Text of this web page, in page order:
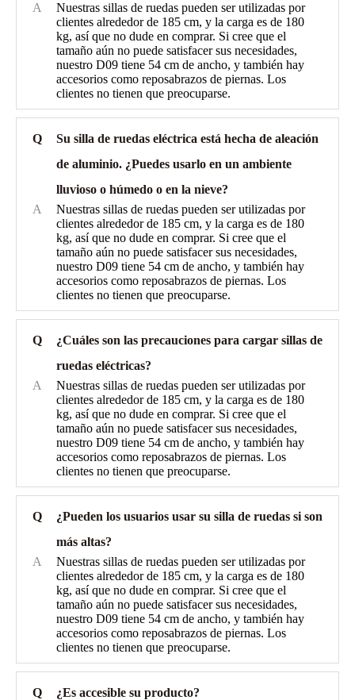
A
Nuestras sillas de ruedas pueden ser utilizadas por
clientes alrededor de 185 cm, y la carga es de 180
kg, así que no dude en comprar. Si cree que el
tamaño aún no puede satisfacer sus necesidades,
nuestro D09 tiene 54 cm de ancho, y también hay
accesorios como reposabrazos de piernas. Los
clientes no tienen que preocuparse.
Q
Su silla de ruedas eléctrica está hecha de aleación
de aluminio. ¿Puedes usarlo en un ambiente
lluvioso o húmedo o en la nieve?
A
Nuestras sillas de ruedas pueden ser utilizadas por
clientes alrededor de 185 cm, y la carga es de 180
kg, así que no dude en comprar. Si cree que el
tamaño aún no puede satisfacer sus necesidades,
nuestro D09 tiene 54 cm de ancho, y también hay
accesorios como reposabrazos de piernas. Los
clientes no tienen que preocuparse.
Q
¿Cuáles son las precauciones para cargar sillas de
ruedas eléctricas?
A
Nuestras sillas de ruedas pueden ser utilizadas por
clientes alrededor de 185 cm, y la carga es de 180
kg, así que no dude en comprar. Si cree que el
tamaño aún no puede satisfacer sus necesidades,
nuestro D09 tiene 54 cm de ancho, y también hay
accesorios como reposabrazos de piernas. Los
clientes no tienen que preocuparse.
Q
¿Pueden los usuarios usar su silla de ruedas si son
más altas?
A
Nuestras sillas de ruedas pueden ser utilizadas por
clientes alrededor de 185 cm, y la carga es de 180
kg, así que no dude en comprar. Si cree que el
tamaño aún no puede satisfacer sus necesidades,
nuestro D09 tiene 54 cm de ancho, y también hay
accesorios como reposabrazos de piernas. Los
clientes no tienen que preocuparse.
Q
¿Es accesible su producto?